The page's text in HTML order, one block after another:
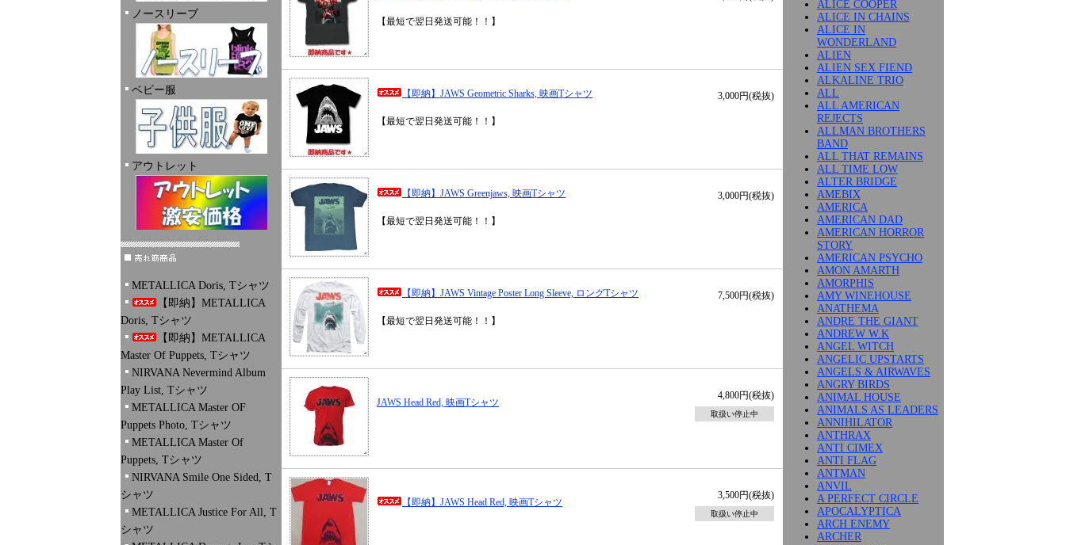
ノースリーブ
ベビー服
アウトレット
METALLICA Doris, Tシャツ
【即納】METALLICA
Doris, Tシャツ
【即納】METALLICA
Master Of Puppets, Tシャツ
NIRVANA Nevermind Album
Play List, Tシャツ
METALLICA Master OF
Puppets Photo, Tシャツ
METALLICA Master Of
Puppets, Tシャツ
NIRVANA Smile One Sided, T
シャツ
METALLICA Justice For All, T
シャツ
【最短で翌日発送可能！！】
【即納】JAWS Geometric Sharks, 映画Tシャツ 3,000円(税抜)
【最短で翌日発送可能！！】
【即納】JAWS Greenjaws, 映画Tシャツ 3,000円(税抜)
【最短で翌日発送可能！！】
【即納】JAWS Vintage Poster Long Sleeve, ロングTシャツ 7,500円(税抜)
【最短で翌日発送可能！！】
JAWS Head Red, 映画Tシャツ
4,800円(税抜)
取扱い停止中
【即納】JAWS Head Red, 映画Tシャツ
3,500円(税抜)
取扱い停止中
ALICE COOPER
ALICE IN CHAINS
ALICE IN
WONDERLAND
ALIEN
ALIEN SEX FIEND
ALKALINE TRIO
ALL
ALL AMERICAN
REJECTS
ALLMAN BROTHERS
BAND
ALL THAT REMAINS
ALL TIME LOW
ALTER BRIDGE
AMEBIX
AMERICA
AMERICAN DAD
AMERICAN HORROR
STORY
AMERICAN PSYCHO
AMON AMARTH
AMORPHIS
AMY WINEHOUSE
ANATHEMA
ANDRE THE GIANT
ANDREW W.K
ANGEL WITCH
ANGELIC UPSTARTS
ANGELS & AIRWAVES
ANGRY BIRDS
ANIMAL HOUSE
ANIMALS AS LEADERS
ANNIHILATOR
ANTHRAX
ANTI CIMEX
ANTI FLAG
ANTMAN
ANVIL
A PERFECT CIRCLE
APOCALYPTICA
ARCH ENEMY
ARCHER